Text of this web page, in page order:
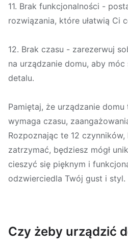
11. Brak funkcjonalności -
rozwiązania, które ułatwią Ci
12. Brak czasu - zarezerwuj
na urządzanie domu, aby
detalu.
Pamiętaj, że urządzanie
wymaga czasu,
Rozpoznając te 12
zatrzymać, będziesz mógł
cieszyć się pięknym i
odzwierciedla Twój gust i styl.
Czy żeby urządzić